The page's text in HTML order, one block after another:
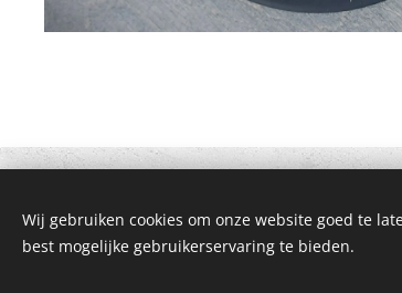
© 2021 Alle rechten voorbehouden
Wij gebruiken cookies om onze website goed te
best mogelijke gebruikerservaring te bieden.